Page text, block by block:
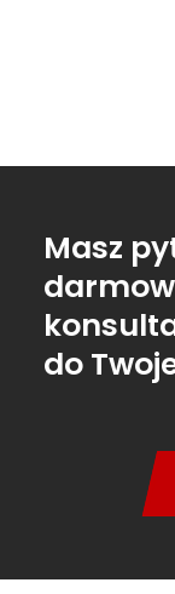
Masz
do